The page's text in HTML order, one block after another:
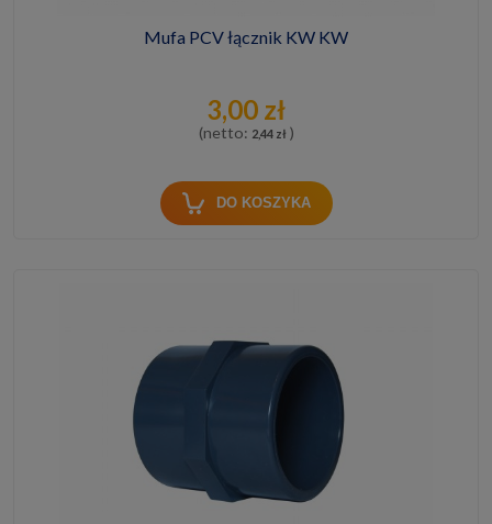
Mufa PCV łącznik KW KW
3,00 zł
(netto: 2,44 zł )
DO KOSZYKA